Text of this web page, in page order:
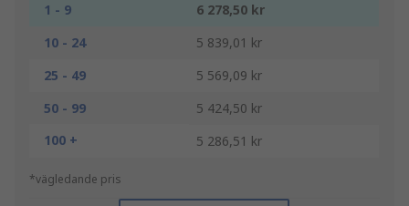
1 - 9
6 278,50 kr
10 - 24
5 839,01 kr
25 - 49
5 569,09 kr
50 - 99
5 424,50 kr
100 +
5 286,51 kr
*vägledande pris